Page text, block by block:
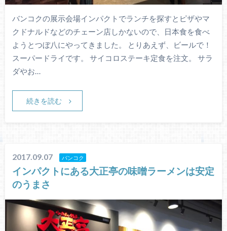
バンコクの展示会場インパクトでランチを探すとピザやマ
クドナルドなどのチェーン店しかないので、日本食を食べ
ようとつぼ八にやってきました。 とりあえず、ビールで！
スーパードライです。 サイコロステーキ定食を注文。 サラ
ダやお…
続きを読む
2017.09.07 バンコク
インパクトにある大正亭の味噌ラーメンは安定
のうまさ